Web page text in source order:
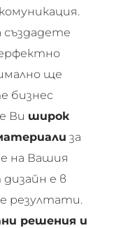
ще
бизнес
Ви широк
за
на Вашия
е в
резултати.
решения и